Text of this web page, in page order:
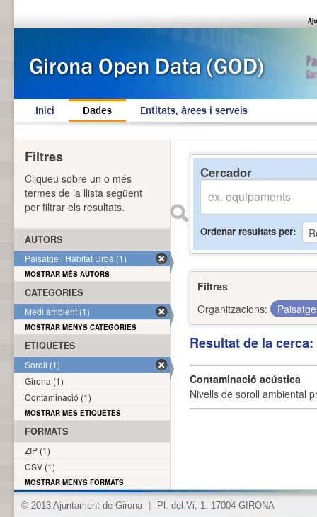
Inici Dades Entitats, àrees i serveis
Cercador
Ordenar resultats per
Filtres
Organitzacions:
Resultat de la
Contaminació acústica
Nivells de soroll ambiental
Filtres
Cliqueu sobre un o més
termes de la llista següent
per filtrar els resultats.
AUTORS
Paisatge i Hàbitat Urbà (1)
MOSTRAR MÉS AUTORS
CATEGORIES
Medi ambient (1)
MOSTRAR MENYS CATEGORIES
ETIQUETES
Soroll (1)
Girona (1)
Contaminació (1)
MOSTRAR MÉS ETIQUETES
FORMATS
ZIP (1)
CSV (1)
MOSTRAR MENYS FORMATS
© 2013 Ajuntament de Girona Pl. del Vi, 1. 17004 GIRONA